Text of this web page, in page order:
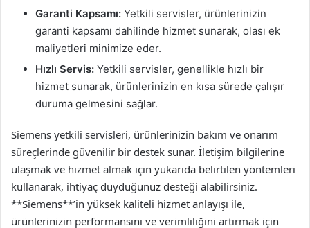
Garanti Kapsamı: Yetkili servisler, ürünlerinizin
garanti kapsamı dahilinde hizmet sunarak, olası ek
maliyetleri minimize eder.
Hızlı Servis: Yetkili servisler, genellikle hızlı bir
hizmet sunarak, ürünlerinizin en kısa sürede çalışır
duruma gelmesini sağlar.
Siemens yetkili servisleri, ürünlerinizin bakım ve onarım
süreçlerinde güvenilir bir destek sunar. İletişim bilgilerine
ulaşmak ve hizmet almak için yukarıda belirtilen yöntemleri
kullanarak, ihtiyaç duyduğunuz desteği alabilirsiniz.
**Siemens**’in yüksek kaliteli hizmet anlayışı ile,
ürünlerinizin performansını ve verimliliğini artırmak için